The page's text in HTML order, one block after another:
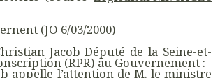
(JO 6/03/2000)
Jacob Député de la Seine-et-
(RPR) au Gouvernement :
appelle l’attention de M. le ministre